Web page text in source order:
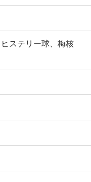
ステリー球、梅核